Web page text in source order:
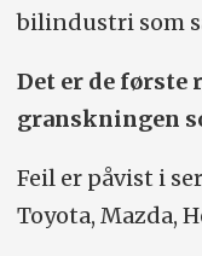
bilindustri som
Det er de første
granskningen
Feil er påvist i
Toyota, Mazda,